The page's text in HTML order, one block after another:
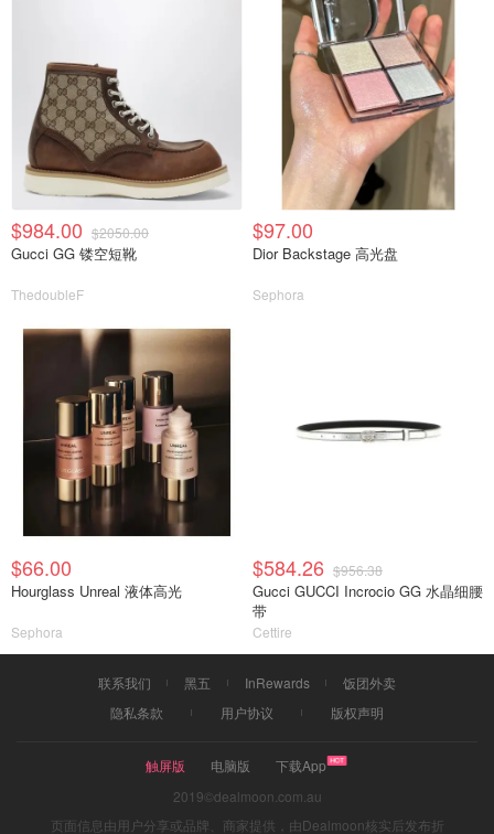
$984.00 $2050.00
Gucci GG 镂空短靴
ThedoubleF
$97.00
Dior Backstage 高光盘
Sephora
$66.00
Hourglass Unreal 液体高光
Sephora
$584.26 $956.38
Gucci GUCCI Incrocio GG 水晶细腰
带
Cettire
联系我们 黑五 InRewards
饭团外卖
隐私条款
用户协议 版权声明
触屏版 电脑版
下载App
2019©dealmoon.com.au
页面信息由用户分享或品牌、商家提供，由Dealmoon核实后发布折